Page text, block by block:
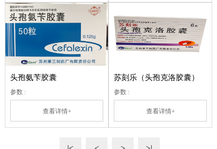
头孢氨苄胶囊
参数 :
查看详情+
苏刻乐（头孢克洛胶囊）
参数 :
查看详情+